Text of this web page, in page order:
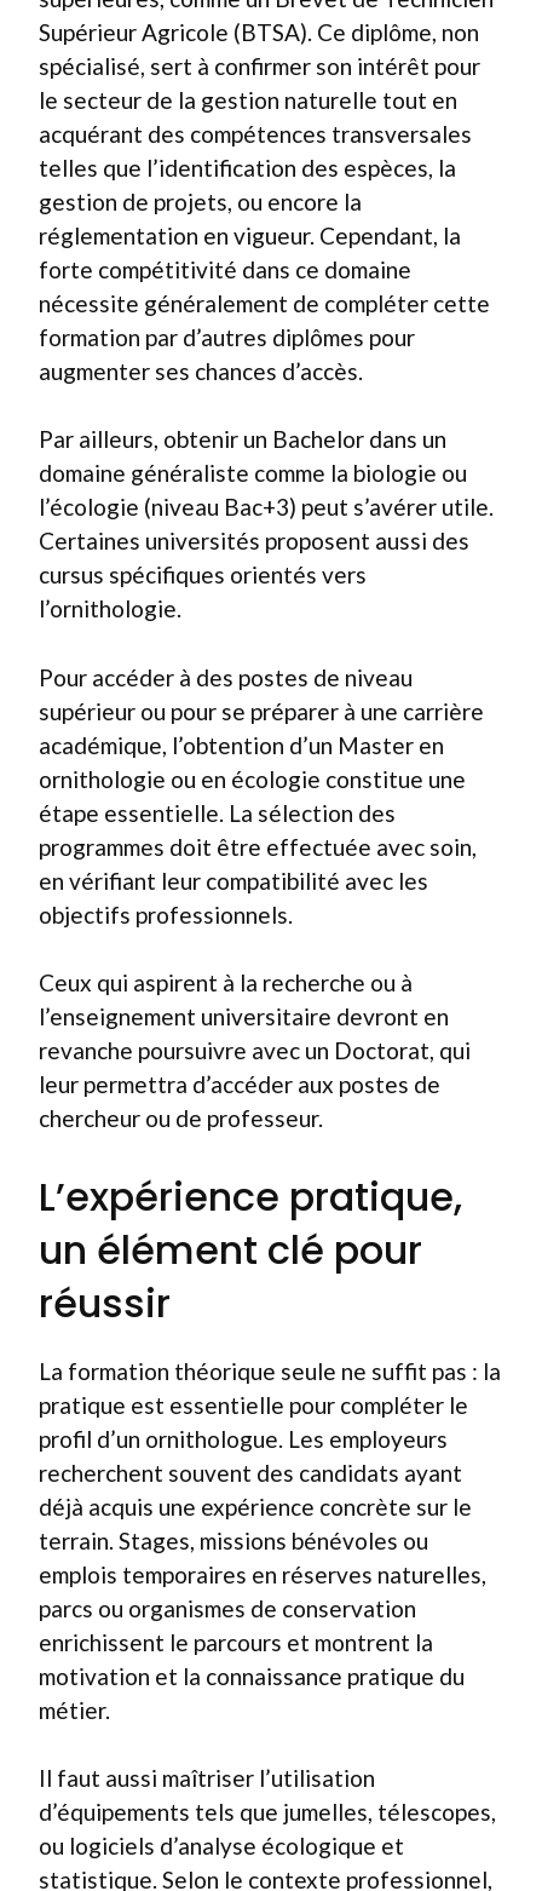
Supérieur Agricole (BTSA). Ce diplôme, non
spécialisé, sert à confirmer son intérêt pour
le secteur de la gestion naturelle tout en
acquérant des compétences transversales
telles que l’identification des espèces, la
gestion de projets, ou encore la
réglementation en vigueur. Cependant, la
forte compétitivité dans ce domaine
nécessite généralement de compléter cette
formation par d’autres diplômes pour
augmenter ses chances d’accès.
Par ailleurs, obtenir un Bachelor dans un
domaine généraliste comme la biologie ou
l’écologie (niveau Bac+3) peut s’avérer utile.
Certaines universités proposent aussi des
cursus spécifiques orientés vers
l’ornithologie.
Pour accéder à des postes de niveau
supérieur ou pour se préparer à une carrière
académique, l’obtention d’un Master en
ornithologie ou en écologie constitue une
étape essentielle. La sélection des
programmes doit être effectuée avec soin,
en vérifiant leur compatibilité avec les
objectifs professionnels.
Ceux qui aspirent à la recherche ou à
l’enseignement universitaire devront en
revanche poursuivre avec un Doctorat, qui
leur permettra d’accéder aux postes de
chercheur ou de professeur.
L’expérience pratique,
un élément clé pour
réussir
La formation théorique seule ne suffit pas : la
pratique est essentielle pour compléter le
profil d’un ornithologue. Les employeurs
recherchent souvent des candidats ayant
déjà acquis une expérience concrète sur le
terrain. Stages, missions bénévoles ou
emplois temporaires en réserves naturelles,
parcs ou organismes de conservation
enrichissent le parcours et montrent la
motivation et la connaissance pratique du
métier.
Il faut aussi maîtriser l’utilisation
d’équipements tels que jumelles, télescopes,
ou logiciels d’analyse écologique et
statistique. Selon le contexte professionnel,